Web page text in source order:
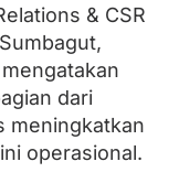
& CSR
dari
meningkatkan
operasional.